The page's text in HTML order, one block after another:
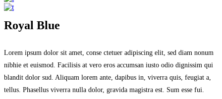
Royal Blue
Lorem ipsum dolor sit amet, conse ctetuer adipiscing elit, sed diam nonum
nibhie et euismod. Facilisis at vero eros accumsan iusto odio dignissim qui
blandit dolor sud. Aliquam lorem ante, dapibus in, viverra quis, feugiat a,
tellus. Phasellus viverra nulla dolor, gravida magistra est. Sum esse fui.